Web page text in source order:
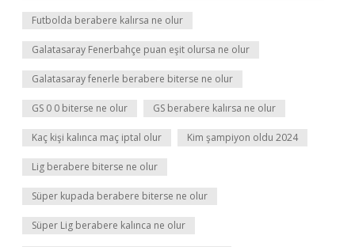
Futbolda berabere kalırsa ne olur
Galatasaray Fenerbahçe puan eşit olursa ne olur
Galatasaray fenerle berabere biterse ne olur
GS 0 0 biterse ne olur GS berabere kalırsa ne olur
Kaç kişi kalınca maç iptal olur Kim şampiyon oldu 2024
Lig berabere biterse ne olur
Süper kupada berabere biterse ne olur
Süper Lig berabere kalınca ne olur